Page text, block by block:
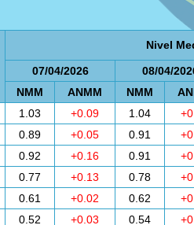
Nivel
07/04/2026
08/04/
NMM
ANMM NMM
1.03 +0.09 1.04
0.89 +0.05 0.91
0.92 +0.16 0.91
0.77 +0.13 0.78
0.61 +0.02 0.62
0.52 +0.03 0.54